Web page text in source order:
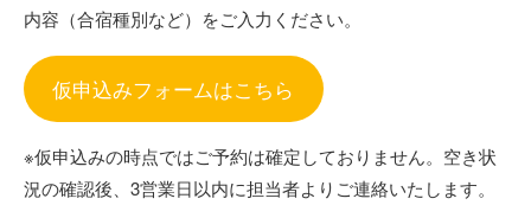
内容（合宿種別など）をご入力ください。
仮申込みフォームはこちら
※仮申込みの時点ではご予約は確定しておりません。空き状
況の確認後、3営業日以内に担当者よりご連絡いたします。